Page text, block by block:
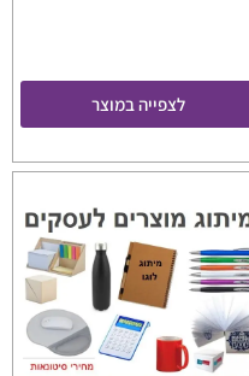
לצפייה במוצר